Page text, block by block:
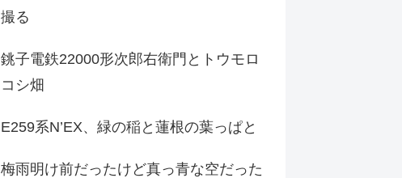
撮る
銚子電鉄22000形次郎右衛門とトウモロ
コシ畑
E259系N’EX、緑の稲と蓮根の葉っぱと
梅雨明け前だったけど真っ青な空だった